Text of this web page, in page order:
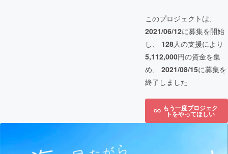
このプロジェクトは、
2021/06/12に募集を開始
し、 128人の支援により
5,112,000円の資金を集
め、 2021/08/15に募集を
終了しました
もう一度プロジェク
トをやってほしい